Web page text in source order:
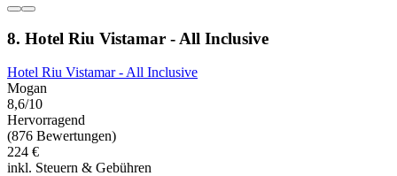
8. Hotel Riu Vistamar - All Inclusive
Hotel Riu Vistamar - All Inclusive
Mogan
8,6/10
Hervorragend
(876 Bewertungen)
224 €
inkl. Steuern & Gebühren